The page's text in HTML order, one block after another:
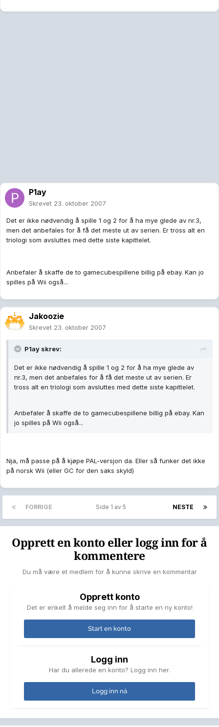
P1ay
Skrevet 23. oktober 2007
Det er ikke nødvendig å spille 1 og 2 for å ha mye glede av nr.3,
men det anbefales for å få det meste ut av serien. Er tross alt en
triologi som avsluttes med dette siste kapittelet.
Anbefaler å skaffe de to gamecubespillene billig på ebay. Kan jo
spilles på Wii også...
Jakoozie
Skrevet 23. oktober 2007
P1ay skrev:
Det er ikke nødvendig å spille 1 og 2 for å ha mye glede av
nr.3, men det anbefales for å få det meste ut av serien. Er
tross alt en triologi som avsluttes med dette siste kapittelet.
Anbefaler å skaffe de to gamecubespillene billig på ebay. Kan
jo spilles på Wii også...
Nja, må passe på å kjøpe PAL-versjon da. Eller så funker det ikke
på norsk Wii (eller GC for den saks skyld)
FORRIGE NESTE
Side 1 av 5
Opprett en konto eller logg inn for å
kommentere
Du må være et medlem for å kunne skrive en kommentar
Opprett konto
Det er enkelt å melde seg inn for å starte en ny konto!
Start en konto
Logg inn
Har du allerede en konto? Logg inn her.
Logg inn nå